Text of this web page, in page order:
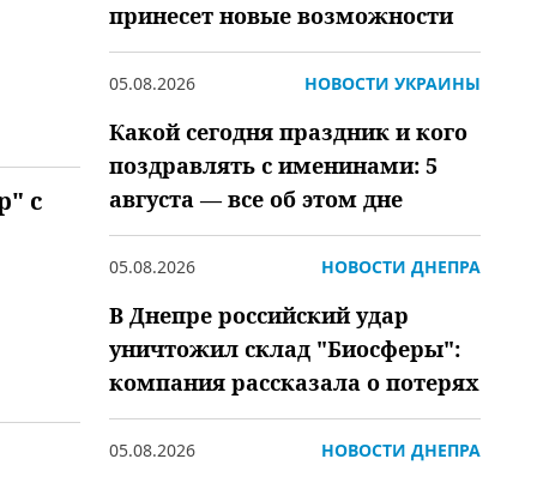
с
принесет новые возможности
05.08.2026 НОВОСТИ УКРАИНЫ
Какой сегодня праздник и кого
поздравлять с именинами: 5
августа — все об этом дне
05.08.2026 НОВОСТИ ДНЕПРА
В Днепре российский удар
уничтожил склад "Биосферы":
компания рассказала о потерях
05.08.2026 НОВОСТИ ДНЕПРА